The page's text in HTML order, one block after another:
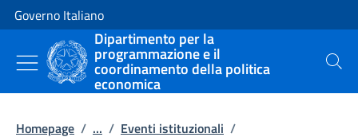
Vai al contenuto
Vai alla navigazione del sito
Governo Italiano
Dipartimento per la
programmazione e il
coordinamento della politica
economica
Cerca
Homepage / ... / Eventi istituzionali /